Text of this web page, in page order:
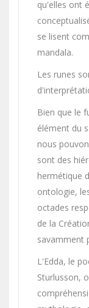
qu'elles ont
se lisent
mandala.
Les runes
Bien que le
élément du
nous
sont des
hermétique
ontologie,
octades
de la
savamment
L'Edda, le
Sturlusson,